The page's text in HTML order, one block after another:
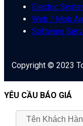
Electric
Web / Mob
Software
Copyright © 2023
YÊU CẦU BÁO GIÁ